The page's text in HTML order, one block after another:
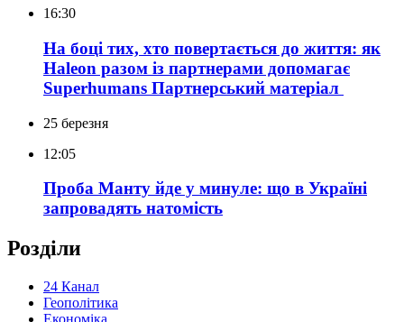
16:30
На боці тих, хто повертається до життя: як
Haleon разом із партнерами допомагає
Superhumans Партнерський матеріал
25 березня
12:05
Проба Манту йде у минуле: що в Україні
запровадять натомість
Розділи
24 Канал
Геополітика